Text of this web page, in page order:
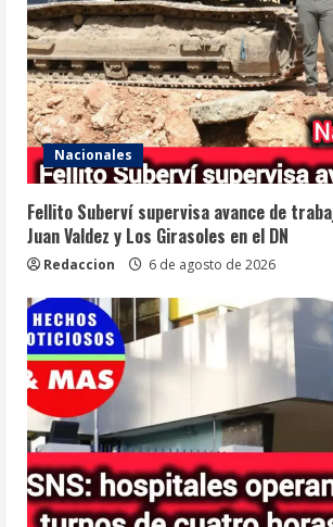
Nacionales
Fellito Suberví supervisa avance de
Juan Valdez y Los Girasoles en el DN
Redaccion 6 de agosto de 2026